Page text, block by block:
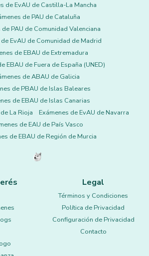
de EvAU de Castilla-La Mancha
de PAU de Cataluña
de PAU de Comunidad Valenciana
de EvAU de Comunidad de Madrid
de EBAU de Extremadura
EBAU de Fuera de España (UNED)
de ABAU de Galicia
de PBAU de Islas Baleares
de EBAU de Islas Canarias
La Rioja
Exámenes de EvAU de Navarra
de EAU de País Vasco
de EBAU de Región de Murcia
Legal
Términos y Condiciones
Política de Privacidad
Configuración de Privacidad
Contacto